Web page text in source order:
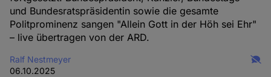
und Bundesratspräsidentin sowie die gesamte
Politprominenz sangen "Allein Gott in der Höh sei Ehr"
– live übertragen von der ARD.
Ralf Nestmeyer
06.10.2025